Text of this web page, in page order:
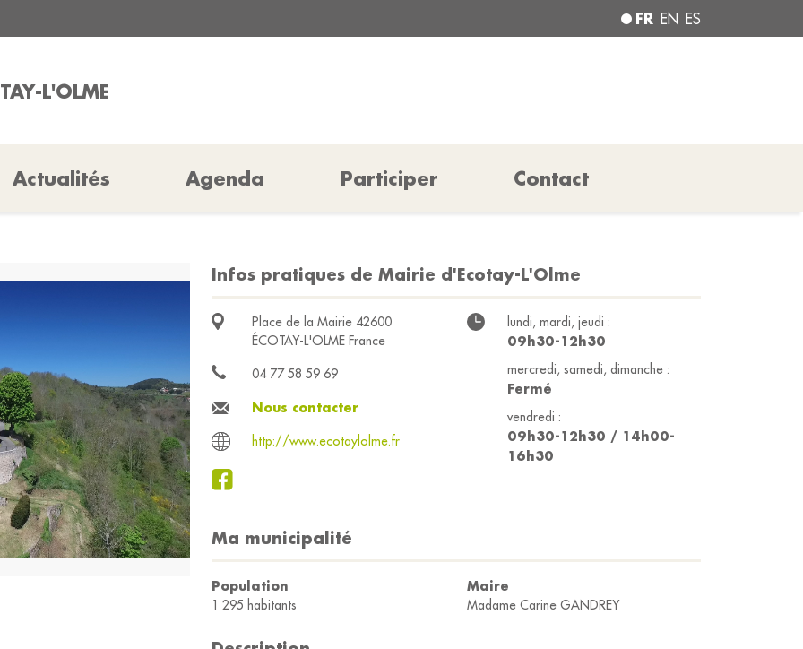
FR EN ES
L'OLME
Actualités Agenda Participer Contact
Infos pratiques de Mairie d'Ecotay-L'Olme
Place de la Mairie 42600
ÉCOTAY-L'OLME France
04 77 58 59 69
Nous contacter
http://www.ecotaylolme.fr
lundi, mardi, jeudi :
09h30-12h30
mercredi, samedi, dimanche :
Fermé
vendredi :
09h30-12h30 / 14h00-
16h30
Ma municipalité
Population
1 295 habitants
Maire
Madame Carine GANDREY